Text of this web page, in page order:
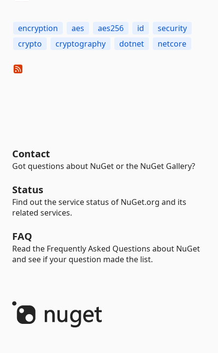
encryption aes aes256 id
security
crypto
cryptography dotnet netcore
Contact
Got questions about NuGet or the NuGet Gallery?
Status
Find out the service status of NuGet.org and its
related services.
FAQ
Read the Frequently Asked Questions about NuGet
and see if your question made the list.